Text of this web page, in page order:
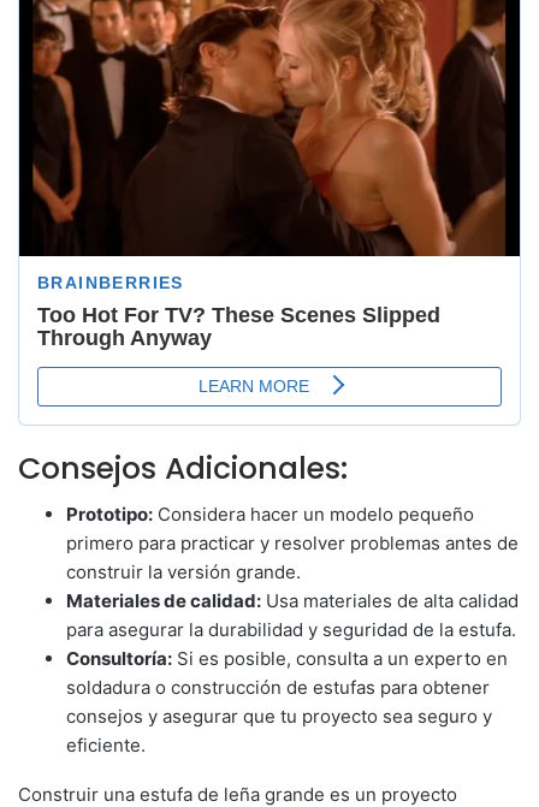
Consejos Adicionales:
Prototipo: Considera hacer un modelo pequeño
primero para practicar y resolver problemas antes de
construir la versión grande.
Materiales de calidad: Usa materiales de alta calidad
para asegurar la durabilidad y seguridad de la estufa.
Consultoría: Si es posible, consulta a un experto en
soldadura o construcción de estufas para obtener
consejos y asegurar que tu proyecto sea seguro y
eficiente.
Construir una estufa de leña grande es un proyecto